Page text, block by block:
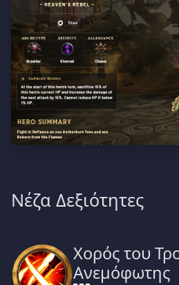
Νέζα Δεξιότητες
Χορός του
Ανεμόφωτης